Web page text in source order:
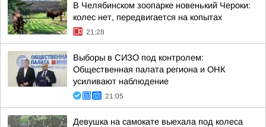
В Челябинском зоопарке новенький Чероки:
колес нет, передвигается на копытах
21:28
Выборы в СИЗО под контролем:
Общественная палата региона и ОНК
усиливают наблюдение
21:05
Девушка на самокате выехала под колеса